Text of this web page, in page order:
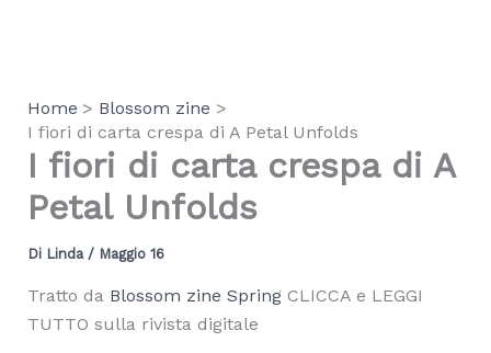
Home
Blossom zine
I fiori di carta crespa di A Petal Unfolds
I fiori di carta crespa di A
Petal Unfolds
Di Linda / Maggio 16
Tratto da Blossom zine SpringCLICCA e LEGGI
TUTTO sulla rivista digitale